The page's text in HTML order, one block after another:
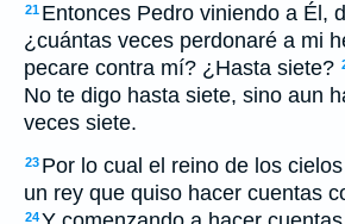
21 Entonces Pedro viniendo a Él,
¿cuántas veces perdonaré a mi
pecare contra mí? ¿Hasta siete?
No te digo hasta siete, sino aun
veces siete.
23 Por lo cual el reino de los
un rey que quiso hacer cuentas
24